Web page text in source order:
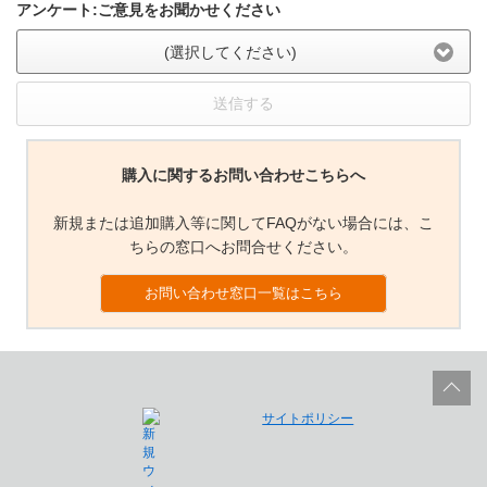
アンケート:ご意見をお聞かせください
(選択してください)
送信する
購入に関するお問い合わせこちらへ
新規または追加購入等に関してFAQがない場合には、こ
ちらの窓口へお問合せください。
お問い合わせ窓口一覧はこちら
サイトポリシー